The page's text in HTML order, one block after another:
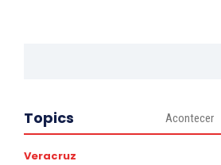
Topics Acontecer
Veracruz